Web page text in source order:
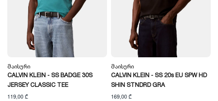
Მაისური
CALVIN KLEIN - SS BADGE 30S
JERSEY CLASSIC TEE
119,00 ₾
Მაისური
CALVIN KLEIN - SS 20s EU SPW HD
SHIN STNDRD GRA
169,00 ₾